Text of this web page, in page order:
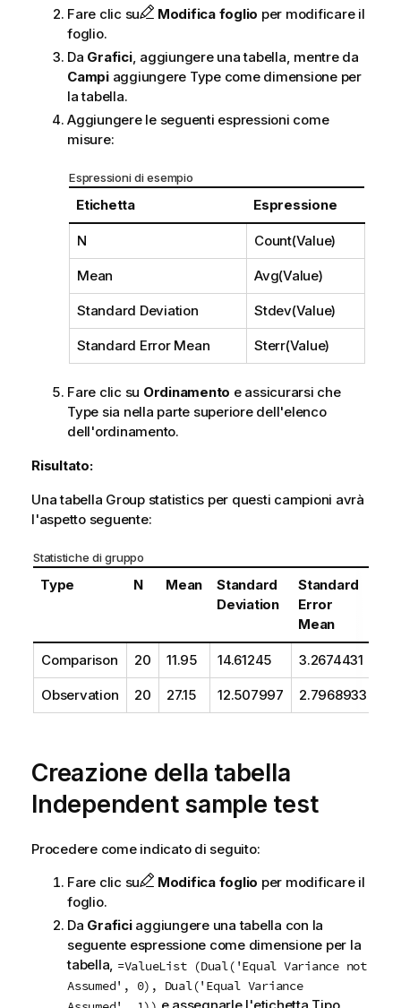
Fare clic su
Modifica foglio per modificare il
foglio.
Da Grafici, aggiungere una tabella, mentre da
Campiaggiungere Typecome dimensione per
la tabella.
Aggiungere le seguenti espressioni come
misure:
Espressioni di esempio
Etichetta Espressione
N Count(Value)
Mean Avg(Value)
Standard Deviation Stdev(Value)
Standard Error Mean Sterr(Value)
Fare clic su Ordinamento e assicurarsi che
Type sia nella parte superiore dell'elenco
dell'ordinamento.
Risultato:
Una tabella Group statistics per questi campioni avrà
l'aspetto seguente:
Statistiche di gruppo
Type N Mean
Standard
Deviation
Standard
Error
Mean
Comparison 20 11.95 14.61245 3.2674431
Observation 20 27.15 12.507997 2.7968933
Creazione della tabella
Independent sample test
Procedere come indicato di seguito:
Fare clic su
Modifica foglio per modificare il
foglio.
Da Graficiaggiungere una tabella con la
seguente espressione come dimensione per la
tabella, =ValueList (Dual('Equal Variance not
Assumed', 0), Dual('Equal Variance